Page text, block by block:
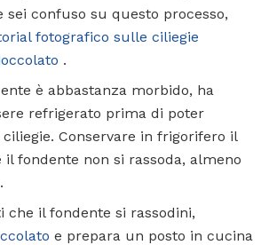
sei confuso su questo processo,
fotografico sulle ciliegie
.
è abbastanza morbido, ha
refrigerato prima di poter
Conservare in frigorifero il
il fondente non si rassoda, almeno
che il fondente si rassodini,
e prepara un posto in cucina